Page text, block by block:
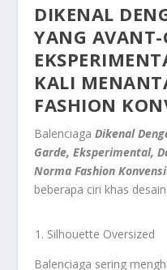
DIKENAL
YANG AVANT-
KALI
FASHION
BalenciagaDikenal
Garde, Eksperimental,
Norma Fashion
beberapa ciri khas
Silhouette Oversized
Balenciaga sering